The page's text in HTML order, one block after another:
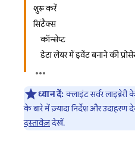
शुरू करें
सिंटैक्स
कॉन्सेप्ट
डेटा लेयर में इवेंट बनाने की
ध्यान दें:क्लाइंट सर्वर
के बारे में ज़्यादा निर्देश और उदाहरण
दस्तावेज़देखें.